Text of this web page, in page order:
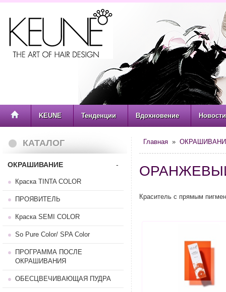
KEUNE Тенденции Вдохновение Новости
КАТАЛОГ
ОКРАШИВАНИЕ -
Краска TINTA COLOR
ПРОЯВИТЕЛЬ
Краска SEMI COLOR
So Pure Color/ SPA Color
ПРОГРАММА ПОСЛЕ
ОКРАШИВАНИЯ
ОБЕСЦВЕЧИВАЮЩАЯ ПУДРА
Главная »
Краситель с прямым